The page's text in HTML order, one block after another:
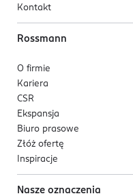
Kontakt
Rossmann
O firmie
Kariera
CSR
Ekspansja
Biuro prasowe
Złóż ofertę
Inspiracje
Nasze oznaczenia